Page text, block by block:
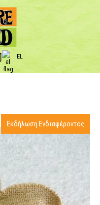
EL
Εκδήλωση Ενδιαφέροντος